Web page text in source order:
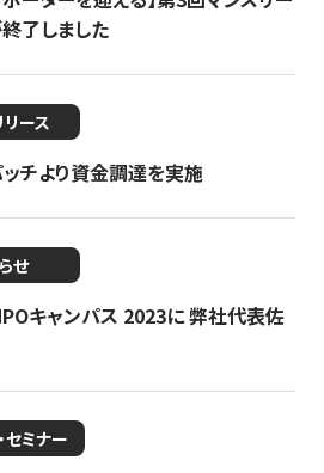
了しました
ース
ッチより資金調達を実施
せ
キャンパス 2023に 弊社代表佐
セミナー